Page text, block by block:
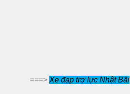
===> Xe đạp trợ lực Nhật Bãi